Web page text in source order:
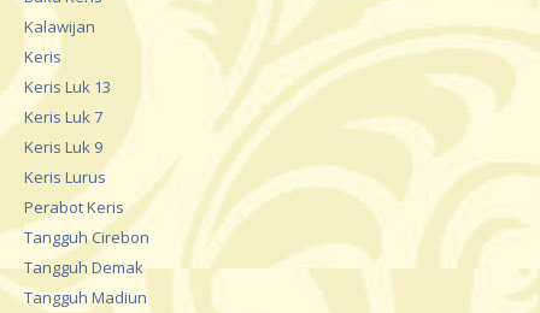
Kalawijan
Keris
Keris Luk 13
Keris Luk 7
Keris Luk 9
Keris Lurus
Perabot Keris
Tangguh Cirebon
Tangguh Demak
Tangguh Madiun